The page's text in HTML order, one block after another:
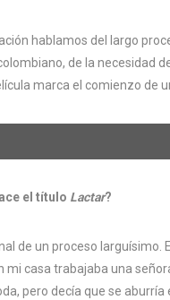
hablamos del largo
de la necesidad
marca el comienzo de
el título Lactar?
de un proceso
mi casa trabajaba una
pero decía que se